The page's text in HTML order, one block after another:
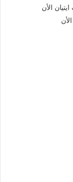
الأن